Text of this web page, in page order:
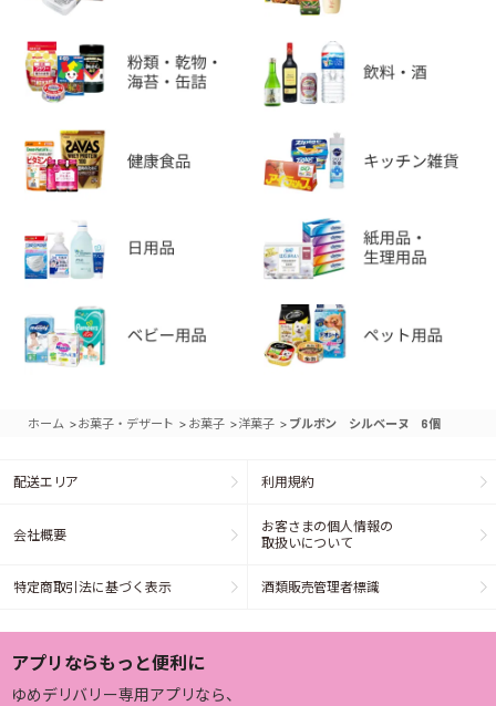
ホーム >お菓子・デザート > お菓子 >洋菓子 > ブルボン シルベーヌ 6個
配送エリア 利用規約
会社概要
お客さまの個人情報の
取扱いについて
特定商取引法に基づく表示 酒類販売管理者標識
アプリならもっと便利に
ゆめデリバリー専用アプリなら、